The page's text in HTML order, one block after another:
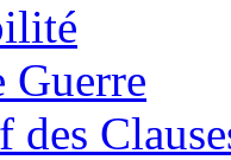
Guerre
des